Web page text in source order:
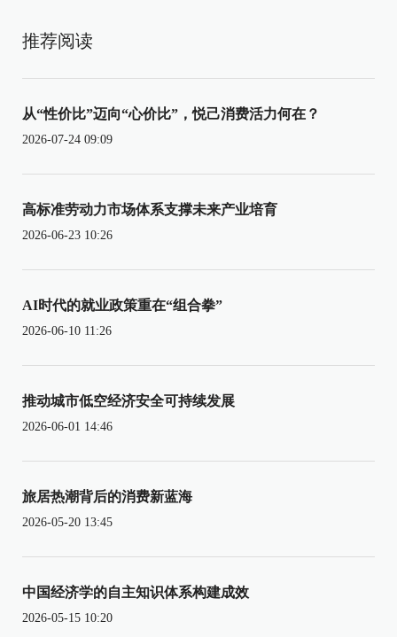
推荐阅读
从“性价比”迈向“心价比”，悦己消费活力何在？
2026-07-24 09:09
高标准劳动力市场体系支撑未来产业培育
2026-06-23 10:26
AI时代的就业政策重在“组合拳”
2026-06-10 11:26
推动城市低空经济安全可持续发展
2026-06-01 14:46
旅居热潮背后的消费新蓝海
2026-05-20 13:45
中国经济学的自主知识体系构建成效
2026-05-15 10:20